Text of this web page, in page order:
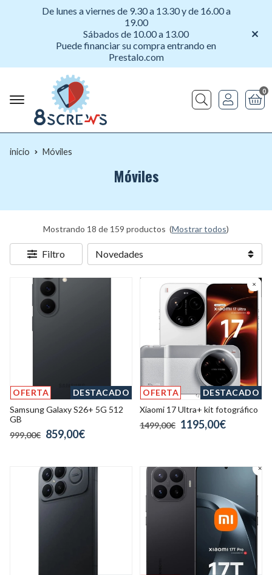
De lunes a viernes de 9.30 a 13.30 y de 16.00 a
19.00
Sábados de 10.00 a 13.00
Puede financiar su compra entrando en
Prestalo.com
Buscar
0
inicio Móviles
Móviles
Mostrando 18 de 159 productos (Mostrar todos)
Filtro
OFERTA
DESTACADO
Samsung Galaxy S26+ 5G 512
GB
999,00€ 859,00€
OFERTA
DESTACADO
Xiaomi 17 Ultra+ kit fotográfico
1499,00€ 1195,00€